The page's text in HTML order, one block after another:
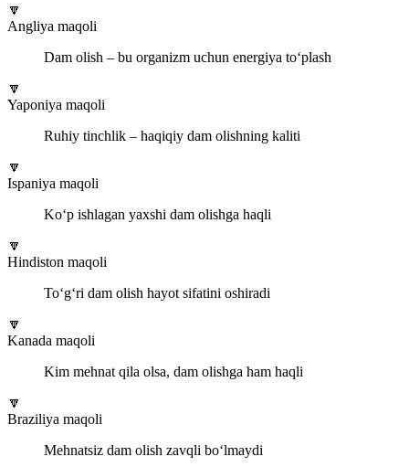
🔽
Angliya maqoli
Dam olish – bu organizm uchun energiya to‘plash
🔽
Yaponiya maqoli
Ruhiy tinchlik – haqiqiy dam olishning kaliti
🔽
Ispaniya maqoli
Ko‘p ishlagan yaxshi dam olishga haqli
🔽
Hindiston maqoli
To‘g‘ri dam olish hayot sifatini oshiradi
🔽
Kanada maqoli
Kim mehnat qila olsa, dam olishga ham haqli
🔽
Braziliya maqoli
Mehnatsiz dam olish zavqli bo‘lmaydi